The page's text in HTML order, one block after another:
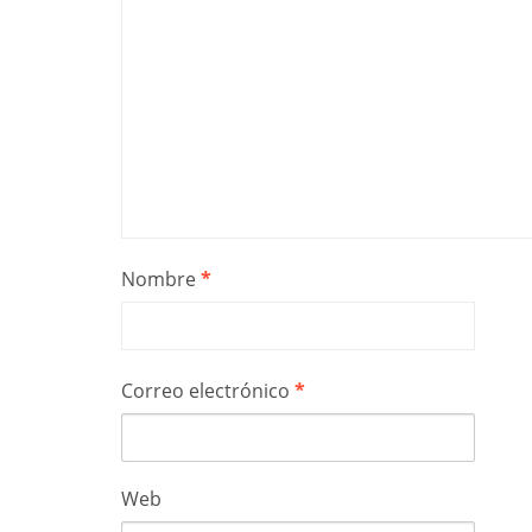
Nombre*
Correo electrónico *
Web